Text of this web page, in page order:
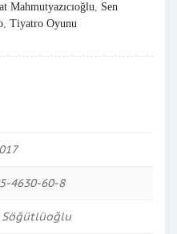
Mahmutyazıcıoğlu, Sen
, Tiyatro Oyunu
4630-60-8
Söğütlüoğlu